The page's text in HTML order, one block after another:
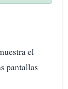
el
pantallas